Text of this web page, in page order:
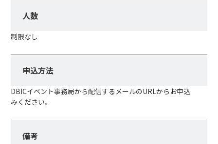
人数
制限なし
申込方法
DBICイベント事務局から配信するメールのURLからお申込
みください。
備考